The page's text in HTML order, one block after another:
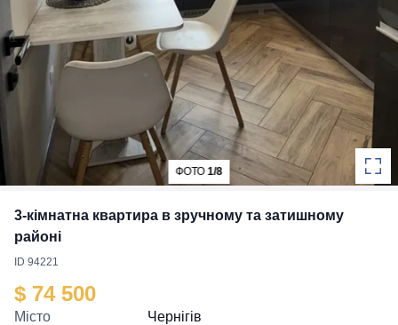
ФОТО 1/8
3-кімнатна квартира в зручному та затишному
районі
ID 94221
$ 74 500
Місто
Чернігів